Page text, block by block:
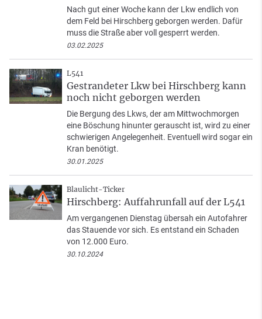
Nach gut einer Woche kann der Lkw endlich von
dem Feld bei Hirschberg geborgen werden. Dafür
muss die Straße aber voll gesperrt werden.
03.02.2025
L541
Gestrandeter Lkw bei Hirschberg kann
noch nicht geborgen werden
Die Bergung des Lkws, der am Mittwochmorgen
eine Böschung hinunter gerauscht ist, wird zu einer
schwierigen Angelegenheit. Eventuell wird sogar ein
Kran benötigt.
30.01.2025
Blaulicht-Ticker
Hirschberg: Auffahrunfall auf der L541
Am vergangenen Dienstag übersah ein Autofahrer
das Stauende vor sich. Es entstand ein Schaden
von 12.000 Euro.
30.10.2024